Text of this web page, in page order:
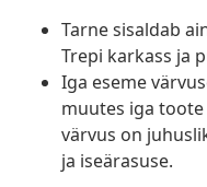
Tarne sisaldab
Trepi karkass ja
Iga eseme
muutes iga toote
värvus on
ja iseärasuse.